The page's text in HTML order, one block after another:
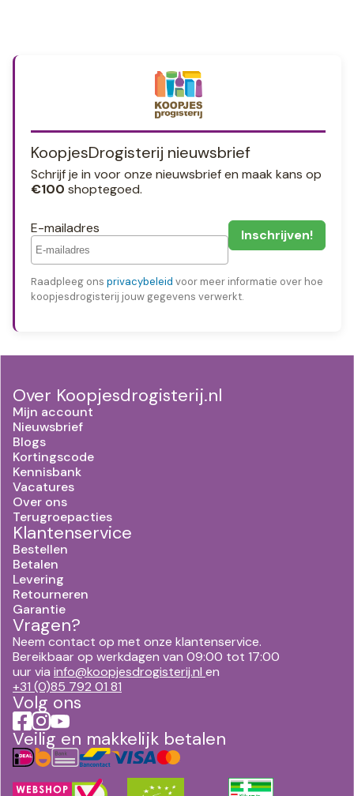
KoopjesDrogisterij nieuwsbrief
Schrijf je in voor onze nieuwsbrief en maak kans op
€100 shoptegoed.
E-mailadres
Raadpleeg ons privacybeleid voor meer informatie over hoe
koopjesdrogisterij jouw gegevens verwerkt.
Over Koopjesdrogisterij.nl
Mijn account
Nieuwsbrief
Blogs
Kortingscode
Kennisbank
Vacatures
Over ons
Terugroepacties
Klantenservice
Bestellen
Betalen
Levering
Retourneren
Garantie
Vragen?
Neem contact op met onze klantenservice.
Bereikbaar op werkdagen van 09:00 tot 17:00
uur via info@koopjesdrogisterij.nl en
+31 (0)85 792 01 81
Volg ons
Veilig en makkelijk betalen